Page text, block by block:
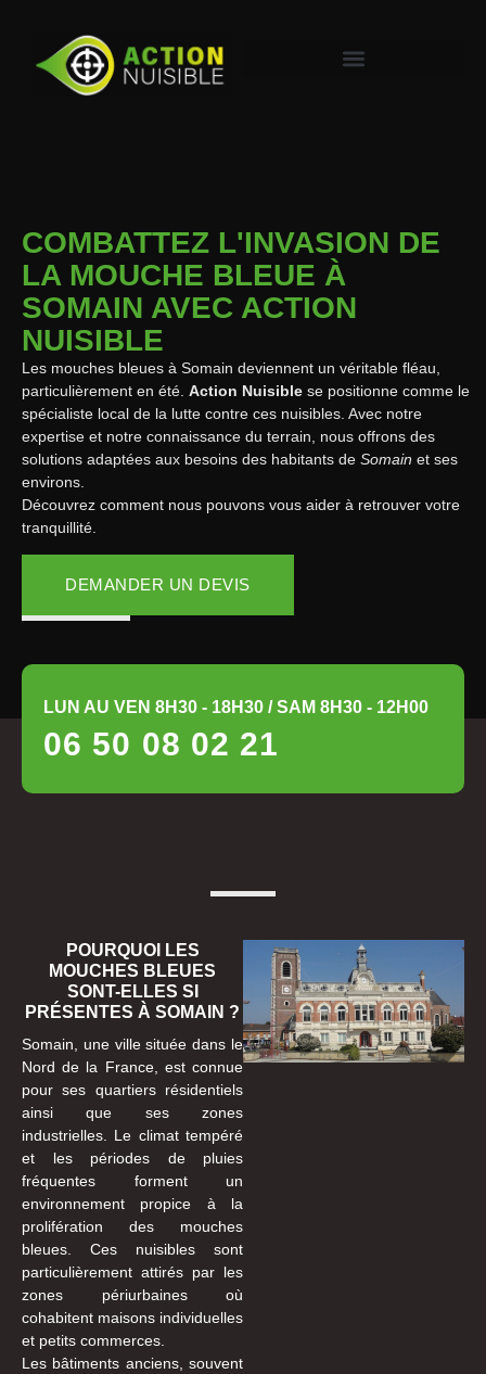
COMBATTEZ L'INVASION DE
LA MOUCHE BLEUE À
SOMAIN AVEC ACTION
NUISIBLE
Les mouches bleues à Somain deviennent un véritable fléau,
particulièrement en été. Action Nuisible se positionne comme le
spécialiste local de la lutte contre ces nuisibles. Avec notre
expertise et notre connaissance du terrain, nous offrons des
solutions adaptées aux besoins des habitants de Somain et ses
environs.
Découvrez comment nous pouvons vous aider à retrouver votre
tranquillité.
DEMANDER UN DEVIS
LUN AU VEN 8H30 - 18H30 / SAM 8H30 - 12H00
06 50 08 02 21
POURQUOI LES
MOUCHES BLEUES
SONT-ELLES SI
PRÉSENTES À SOMAIN ?
Somain, une ville située dans le
Nord de la France, est connue
pour ses quartiers résidentiels
ainsi que ses zones
industrielles. Le climat tempéré
et les périodes de pluies
fréquentes forment un
environnement propice à la
prolifération des mouches
bleues. Ces nuisibles sont
particulièrement attirés par les
zones périurbaines où
cohabitent maisons individuelles
et petits commerces.
Les bâtiments anciens, souvent